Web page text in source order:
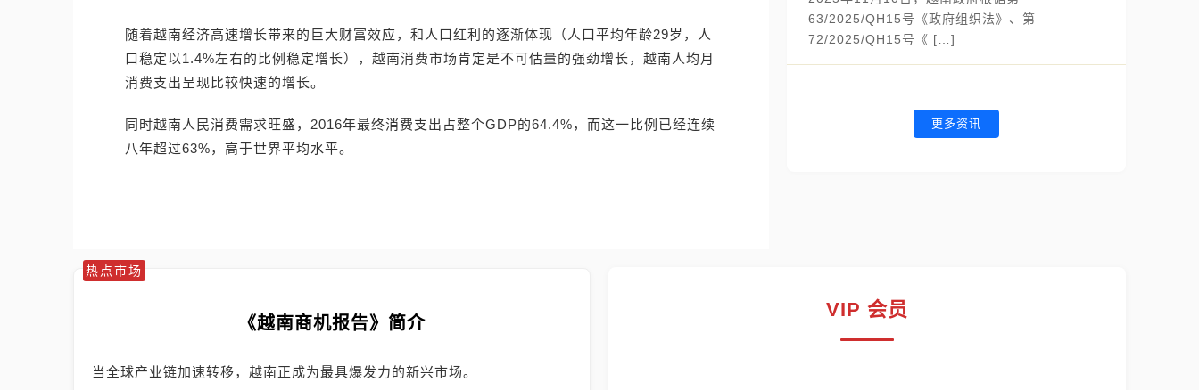
随着越南经济高速增长带来的巨大财富效应，和人口红利的逐渐体现（人口平均年龄29岁，人
口稳定以1.4%左右的比例稳定增长），越南消费市场肯定是不可估量的强劲增长，越南人均月
消费支出呈现比较快速的增长。
同时越南人民消费需求旺盛，2016年最终消费支出占整个GDP的64.4%，而这一比例已经连续
八年超过63%，高于世界平均水平。
63/2025/QH15号《政府组织法》、第
72/2025/QH15号《 […]
更多资讯
热点市场
《越南商机报告》简介
当全球产业链加速转移，越南正成为最具爆发力的新兴市场。
VIP 会员